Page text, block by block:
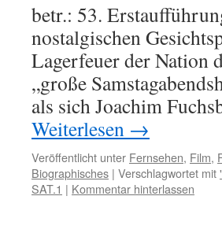
betr.: 53.
nostalgischen
Lagerfeuer der Nation
„große
als sich Joachim
Weiterlesen →
Veröffentlicht unter Fernsehen, Film,
Biographisches | Verschlagwortet mit
SAT.1 | Kommentar hinterlassen